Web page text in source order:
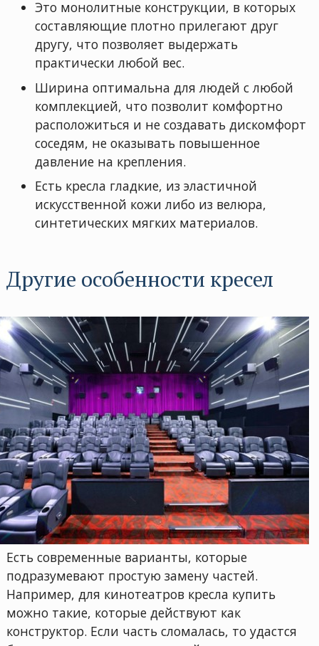
Это монолитные конструкции, в которых
составляющие плотно прилегают друг
другу, что позволяет выдержать
практически любой вес.
Ширина оптимальна для людей с любой
комплекцией, что позволит комфортно
расположиться и не создавать дискомфорт
соседям, не оказывать повышенное
давление на крепления.
Есть кресла гладкие, из эластичной
искусственной кожи либо из велюра,
синтетических мягких материалов.
Другие особенности кресел
Есть современные варианты, которые
подразумевают простую замену частей.
Например, для кинотеатров кресла купить
можно такие, которые действуют как
конструктор. Если часть сломалась, то удастся